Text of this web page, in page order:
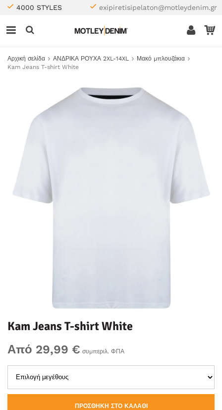
4000 STYLES exipiretisipelaton@motleydenim.gr
Αρχική σελίδα ΑΝΔΡΙΚΑ ΡΟΥΧΑ 2XL-14XL
Μακό μπλουζάκια
Kam Jeans T-shirt White
Kam Jeans T-shirt White
Από 29,99 € συμπεριλ. ΦΠΑ
ΠΡΟΣΘΉΚΗ ΣΤΟ ΚΑΛΆΘΙ